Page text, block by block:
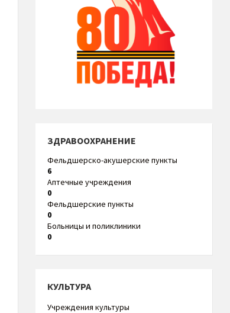
ЗДРАВООХРАНЕНИЕ
Фельдшерско-акушерские пункты
6
Аптечные учреждения
0
Фельдшерские пункты
0
Больницы и поликлиники
0
КУЛЬТУРА
Учреждения культуры